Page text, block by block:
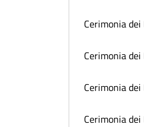
Cerimonia
Cerimonia
Cerimonia
Cerimonia